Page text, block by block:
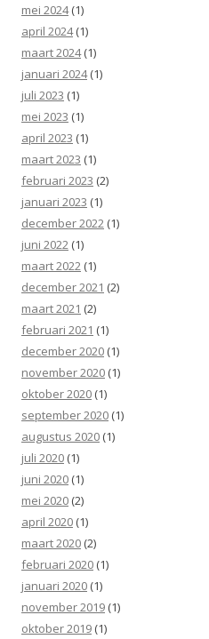
mei 2024(1)
april 2024(1)
maart 2024(1)
januari 2024(1)
juli 2023 (1)
mei 2023 (1)
april 2023 (1)
maart 2023 (1)
februari 2023 (2)
januari 2023 (1)
december 2022 (1)
juni 2022 (1)
maart 2022 (1)
december 2021 (2)
maart 2021 (2)
februari 2021 (1)
december 2020 (1)
november 2020 (1)
oktober 2020 (1)
september 2020 (1)
augustus 2020 (1)
juli 2020 (1)
juni 2020 (1)
mei 2020 (2)
april 2020 (1)
maart 2020 (2)
februari 2020 (1)
januari 2020 (1)
november 2019 (1)
oktober 2019 (1)